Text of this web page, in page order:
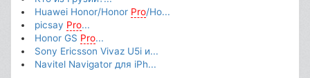
Huawei Honor/Honor Pro/Ho...
picsay Pro...
Honor GS Pro...
Sony Ericsson Vivaz U5i и...
Navitel Navigator для iPh...